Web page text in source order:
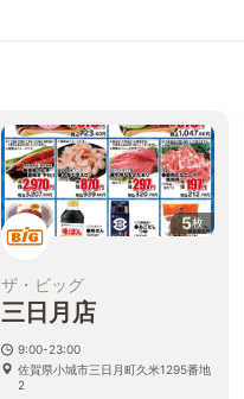
5枚
ザ・ビッグ
三日月店
9:00-23:00
佐賀県小城市三日月町久米1295番地
2